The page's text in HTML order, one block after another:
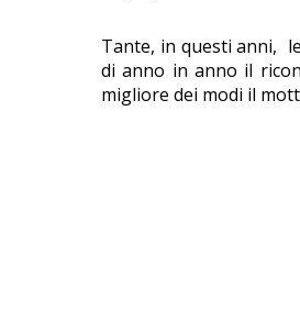
Tante, in questi anni,
di anno in anno il
migliore dei modi il